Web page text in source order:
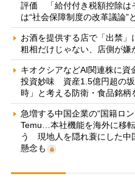
評価 「給付付き税額控除は
は“社会保障制度の改革議論”
お酒を提供する店で「出禁
粗相だけじゃない、店側が嫌
キオクシアなどAI関連株に資
投資妙味 資産1.5億円超の
時」と考える防衛・食品銘柄
急増する中国企業の“国籍ロ
Temu…本社機能を海外に移
う 現地人を隠れ蓑にした中
懸念も